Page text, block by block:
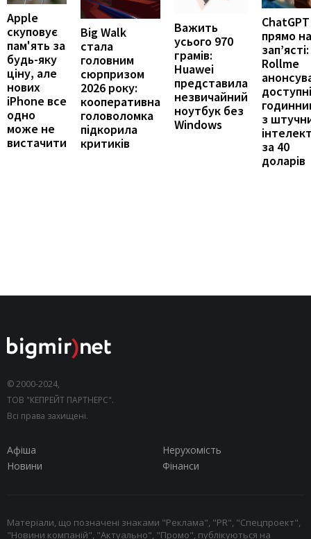
Apple
скуповує
пам'ять за
будь-яку
ціну, але
нових
iPhone все
одно
може не
вистачити
Big Walk
стала
головним
сюрпризом
2026 року:
кооперативна
головоломка
підкорила
критиків
Важить
усього 970
грамів:
Huawei
представила
незвичайний
ноутбук без
Windows
ChatGPT
прямо на
зап’ясті:
Rollme
доступні
з
за 40
доларів
© 2000-2024,
ТОВ "КЕПРЕЙТ ПАРТНЕРС".
Всі права захищені.
Афіша
Нерухомість
Новини
Фінанси
Матеріали, що позначені знаками "Реклама", "PR", "Спецпроект",
"Новини компаній", "Актуально", "Промо", публікуються на